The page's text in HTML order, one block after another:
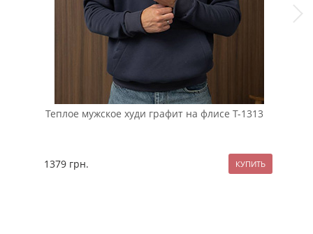
Теплое мужское худи графит на флисе Т-1313
1379 грн.